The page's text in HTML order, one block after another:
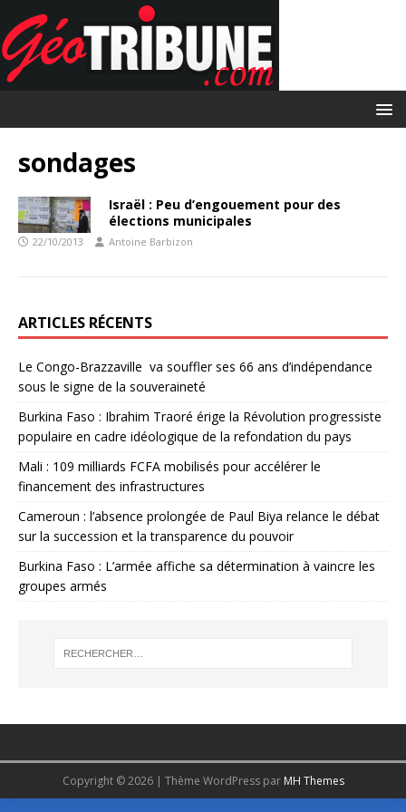
sondages
Israël : Peu d’engouement pour des
élections municipales
22/10/2013 Antoine Barbizon
ARTICLES RÉCENTS
Le Congo-Brazzaville va souffler ses 66 ans d’indépendance
sous le signe de la souveraineté
Burkina Faso : Ibrahim Traoré érige la Révolution progressiste
populaire en cadre idéologique de la refondation du pays
Mali : 109 milliards FCFA mobilisés pour accélérer le
financement des infrastructures
Cameroun : l’absence prolongée de Paul Biya relance le débat
sur la succession et la transparence du pouvoir
Burkina Faso : L’armée affiche sa détermination à vaincre les
groupes armés
Copyright © 2026 | Thème WordPress par MH Themes